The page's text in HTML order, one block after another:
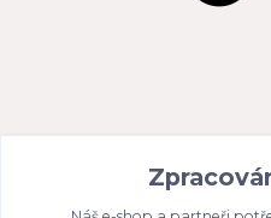
049 80 662 / DIČ: CZ04980662